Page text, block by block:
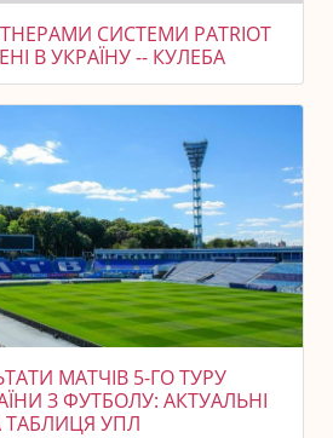
СИСТЕМИ PATRIOT
В УКРАЇНУ -- КУЛЕБА
МАТЧІВ 5-ГО ТУРУ
З ФУТБОЛУ: АКТУАЛЬНІ
ТАБЛИЦЯ УПЛ